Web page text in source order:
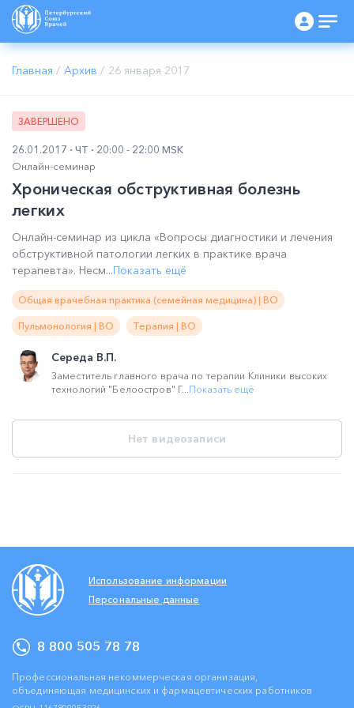
Главная / Архив / 26 января 2017
ЗАВЕРШЕНО
26.01.2017 ЧТ
20:00 - 22:00 MSK
Онлайн-семинар
Хроническая обструктивная болезнь
легких
Онлайн-семинар из цикла «Вопросы диагностики и лечения
обструктивной патологии легких в практике врача
терапевта». Несм...Показать ещё
Общая врачебная практика (семейная медицина) | ВО
Пульмонология | ВО Терапия | ВО
Середа В.П.
Заместитель главного врача по терапии Клиники высоких
технологий "Белоостров" Г...Показать ещё
Нет видеозаписи
Использование информации
Персональные данные
8 800 505 78 78
Профессиональная некоммерческая организация,
объединяющая медицинских и фармацевтических работников